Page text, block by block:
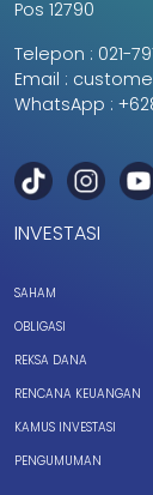
Pos 12790
Telepon : 021-
Email :
WhatsApp :
INVESTASI
SAHAM
OBLIGASI
REKSA DANA
RENCANA KEUANGAN
KAMUS INVESTASI
PENGUMUMAN